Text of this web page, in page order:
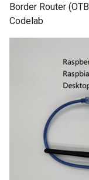
Border Router
Codelab